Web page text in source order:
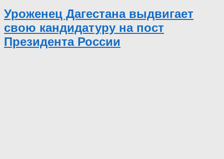
Уроженец Дагестана выдвигает
свою кандидатуру на пост
Президента России